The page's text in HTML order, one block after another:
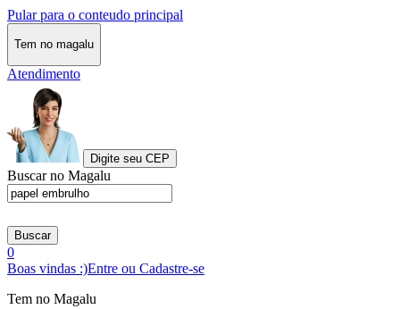
Pular para o conteudo principal
Tem no magalu
Atendimento
Digite seu CEP
Buscar no Magalu
Buscar
0
Boas vindas :)Entre ou Cadastre-se
Tem no Magalu